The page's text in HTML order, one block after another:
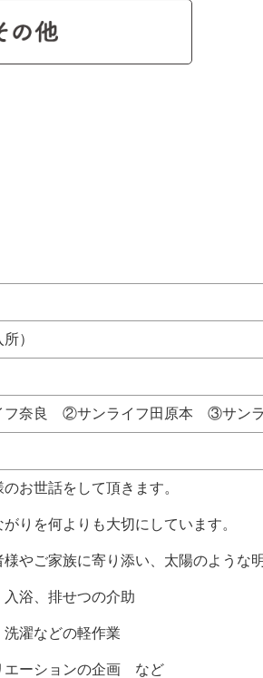
）
フ奈良 ②サンライフ田原本 ③サン
お世話をして頂きます。
りを何よりも大切にしています。
やご家族に寄り添い、太陽のような
浴、排せつの介助
濯などの軽作業
ーションの企画 など